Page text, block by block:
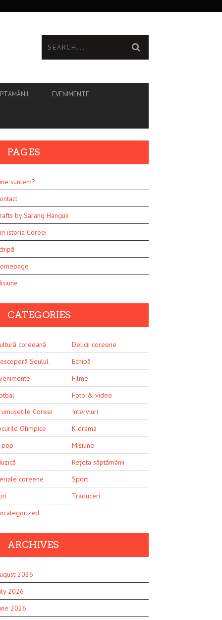
EVENIMENTE
PAGES
suntem?
by Sarang Hanguk
istoria Coreei
CATEGORIES
coreeană
Delicii coreene
Seulul
Echipă
Filme
Foto & video
Coreei
Interviuri
Olimpice
K-drama
pop
Misiune
Rețeta săptămânii
coreene
Sport
Traduceri
ARCHIVES
2026
2026
2026